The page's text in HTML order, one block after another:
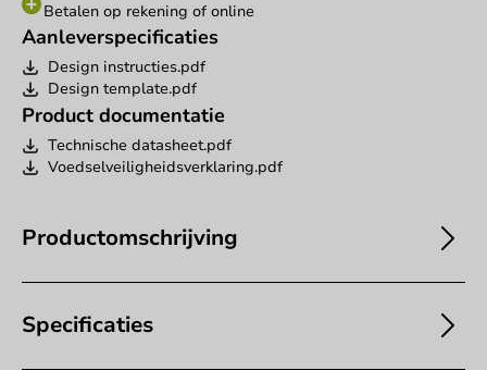
Betalen op rekening of online
Aanleverspecificaties
Design instructies.pdf
Design template.pdf
Product documentatie
Technische datasheet.pdf
Voedselveiligheidsverklaring.pdf
Productomschrijving
Specificaties